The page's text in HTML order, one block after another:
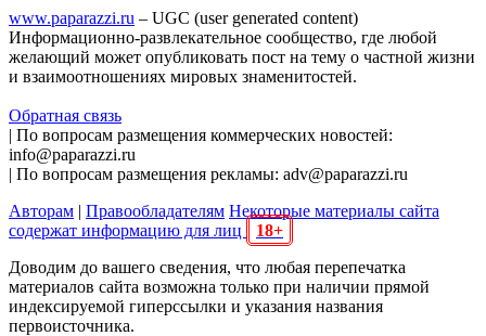
www.paparazzi.ru – UGC (user generated content)
Информационно-развлекательное сообщество, где любой
желающий может опубликовать пост на тему о частной жизни
и взаимоотношениях мировых знаменитостей.
Обратная связь
| По вопросам размещения коммерческих новостей:
info@paparazzi.ru
| По вопросам размещения рекламы: adv@paparazzi.ru
Авторам | Правообладателям Некоторые материалы сайта
содержат информацию для лиц
18+
Доводим до вашего сведения, что любая перепечатка
материалов сайта возможна только при наличии прямой
индексируемой гиперссылки и указания названия
первоисточника.